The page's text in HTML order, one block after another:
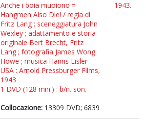
Anche i boia muoiono =
Hangmen Also Die! / regia di
Fritz Lang ; sceneggiatura John
Wexley ; adattamento e storia
originale Bert Brecht, Fritz
Lang ; fotografia James Wong
Howe ; musica Hanns Eisler
USA : Arnold Pressburger Films,
1943
1 DVD (128 min.) : b/n. son.
Collocazione: 13309 DVD; 6839
1943.